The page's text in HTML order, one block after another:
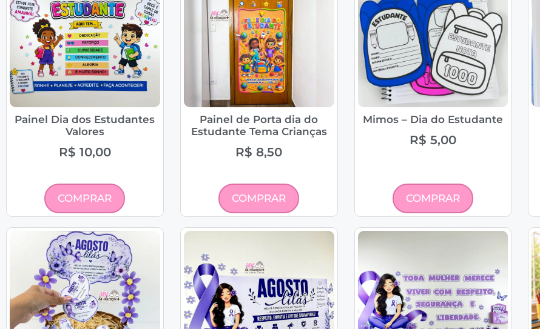
Painel Dia dos Estudantes
Valores
R$ 10,00
COMPRAR
Painel de Porta dia do
Estudante Tema Crianças
R$ 8,50
COMPRAR
Mimos – Dia do Estudante
R$ 5,00
COMPRAR